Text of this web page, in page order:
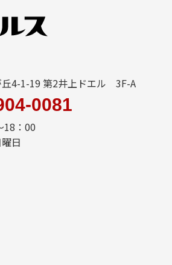
丘4-1-19 第2井上ドエル 3F-A
0081
18：00
日